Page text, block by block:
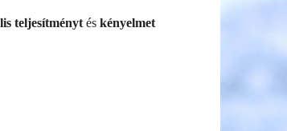
teljesítményt és kényelmet